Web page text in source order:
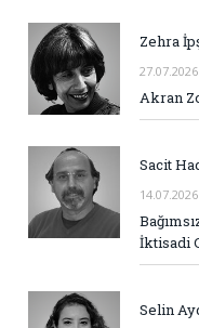
Zehra
27.07.2026
Akran
Sacit
14.07.2026
İktisadi
Selin